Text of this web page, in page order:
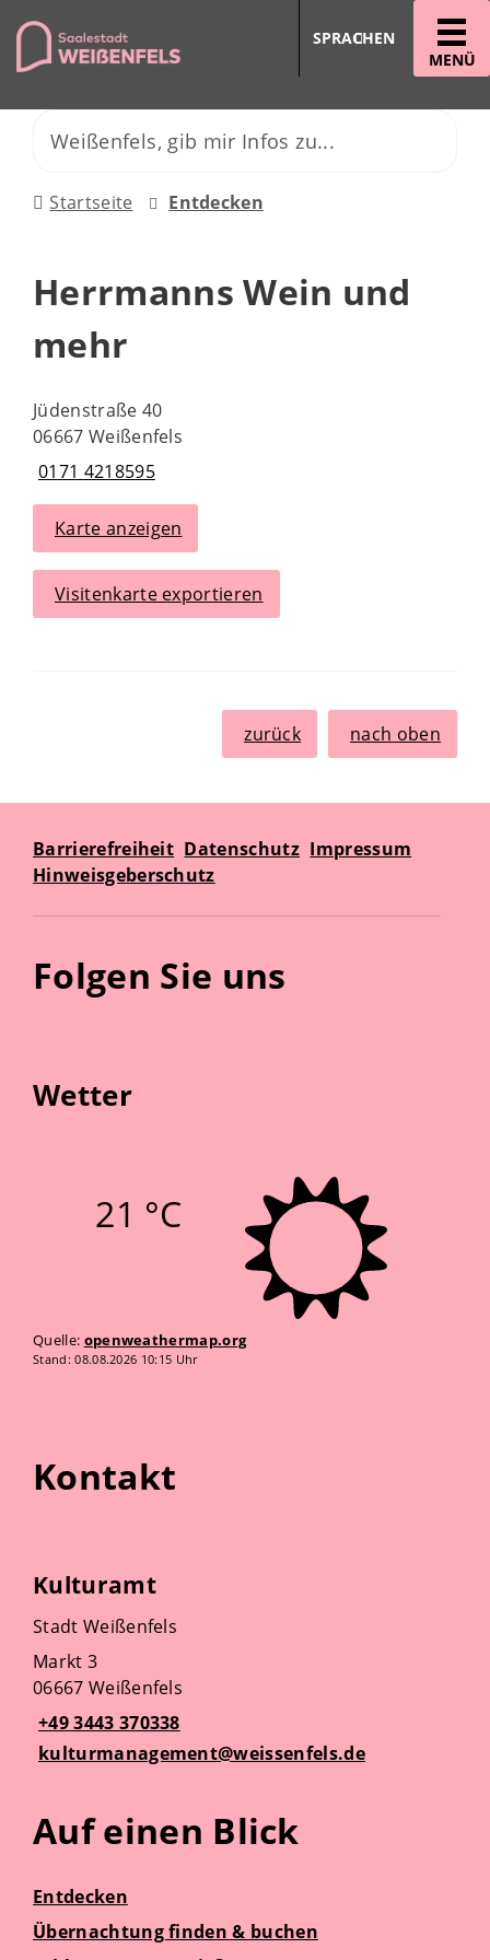
MENÜ
SPRACHEN
Startseite Entdecken
Herrmanns Wein und
mehr
Jüdenstraße 40
06667 Weißenfels
0171 4218595
Karte anzeigen
Visitenkarte exportieren
zurück nach oben
Barrierefreiheit Datenschutz Impressum
Hinweisgeberschutz
Folgen Sie uns
Wetter
21 °C
Quelle: openweathermap.org
Stand: 08.08.2026 10:15 Uhr
Kontakt
Kulturamt
Stadt Weißenfels
Markt 3
06667 Weißenfels
+49 3443 370338
kulturmanagement@weissenfels.de
Auf einen Blick
Entdecken
Übernachtung finden & buchen